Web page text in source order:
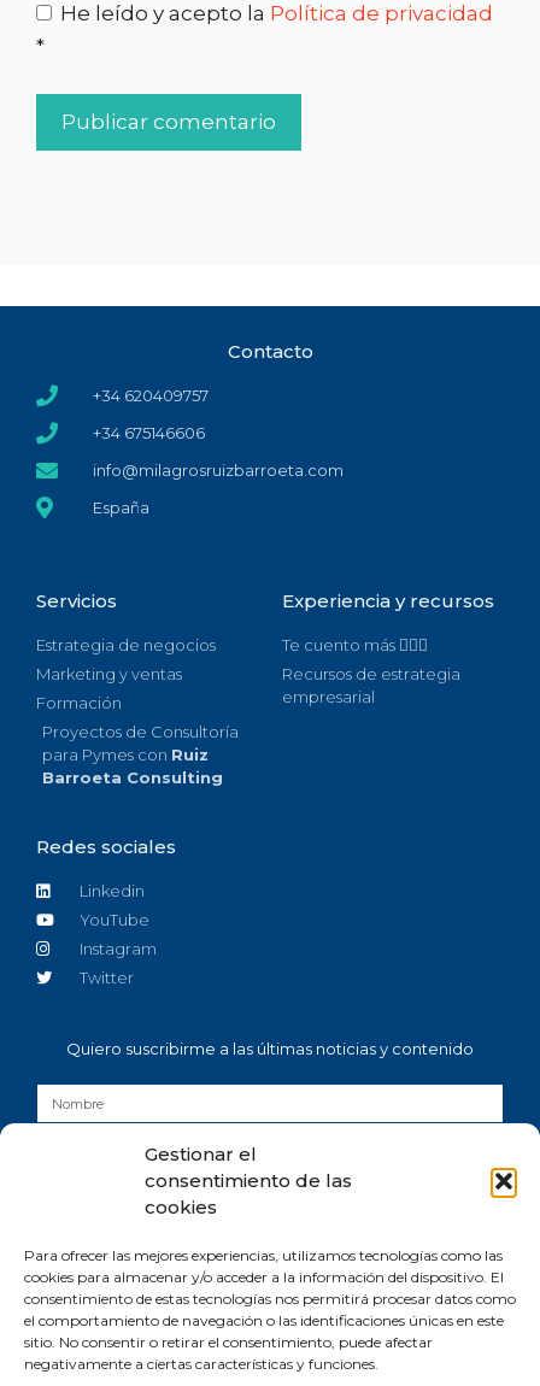
Gestionar el
consentimiento de las
cookies
Para ofrecer las mejores experiencias, utilizamos tecnologías como las
cookies para almacenar y/o acceder a la información del dispositivo. El
consentimiento de estas tecnologías nos permitirá procesar datos como
el comportamiento de navegación o las identificaciones únicas en este
sitio. No consentir o retirar el consentimiento, puede afectar
negativamente a ciertas características y funciones.
He leído y acepto la Política de privacidad
*
Contacto
+34 620409757
+34 675146606
info@milagrosruizbarroeta.com
España
Servicios
Estrategia de negocios
Marketing y ventas
Formación
Proyectos de Consultoría
para Pymes con Ruiz
Barroeta Consulting
Experiencia y recursos
Te cuento más 🙋🏻‍♀️
Recursos de estrategia
empresarial
Redes sociales
Linkedin
YouTube
Instagram
Twitter
Quiero suscribirme a las últimas noticias y contenido
expresamente el tratamiento de mis datos personales conforme a lo allí
establecido.
SUSCRIBIRSE